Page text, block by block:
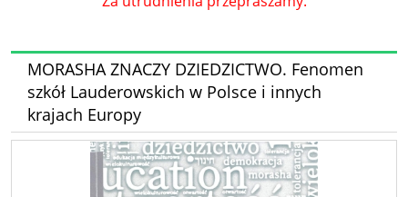
MORASHA ZNACZY DZIEDZICTWO. Fenomen
szkół Lauderowskich w Polsce i innych
krajach Europy